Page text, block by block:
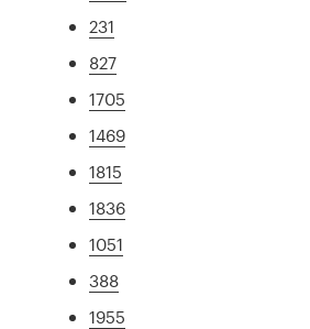
231
827
1705
1469
1815
1836
1051
388
1955